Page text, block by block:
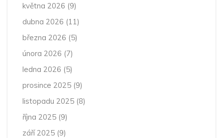
května 2026 (9)
dubna 2026 (11)
března 2026 (5)
února 2026 (7)
ledna 2026 (5)
prosince 2025 (9)
listopadu 2025 (8)
října 2025 (9)
září 2025 (9)